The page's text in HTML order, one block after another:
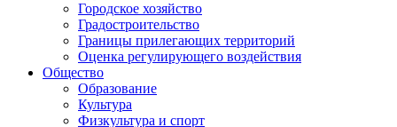
Городское хозяйство
Градостроительство
Границы прилегающих территорий
Оценка регулирующего воздействия
Общество
Образование
Культура
Физкультура и спорт